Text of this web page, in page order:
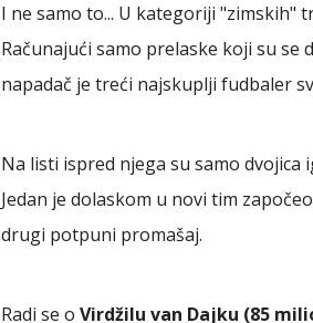
I ne samo to... U kategoriji "zimskih"
Računajući samo prelaske koji su
napadač je treći najskuplji fudbaler
Na listi ispred njega su samo
Jedan je dolaskom u novi tim
drugi potpuni promašaj.
Radi se o Virdžilu van Dajku (85